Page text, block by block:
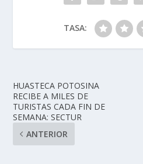
TASA:
HUASTECA POTOSINA
RECIBE A MILES DE
TURISTAS CADA FIN DE
SEMANA: SECTUR
ANTERIOR